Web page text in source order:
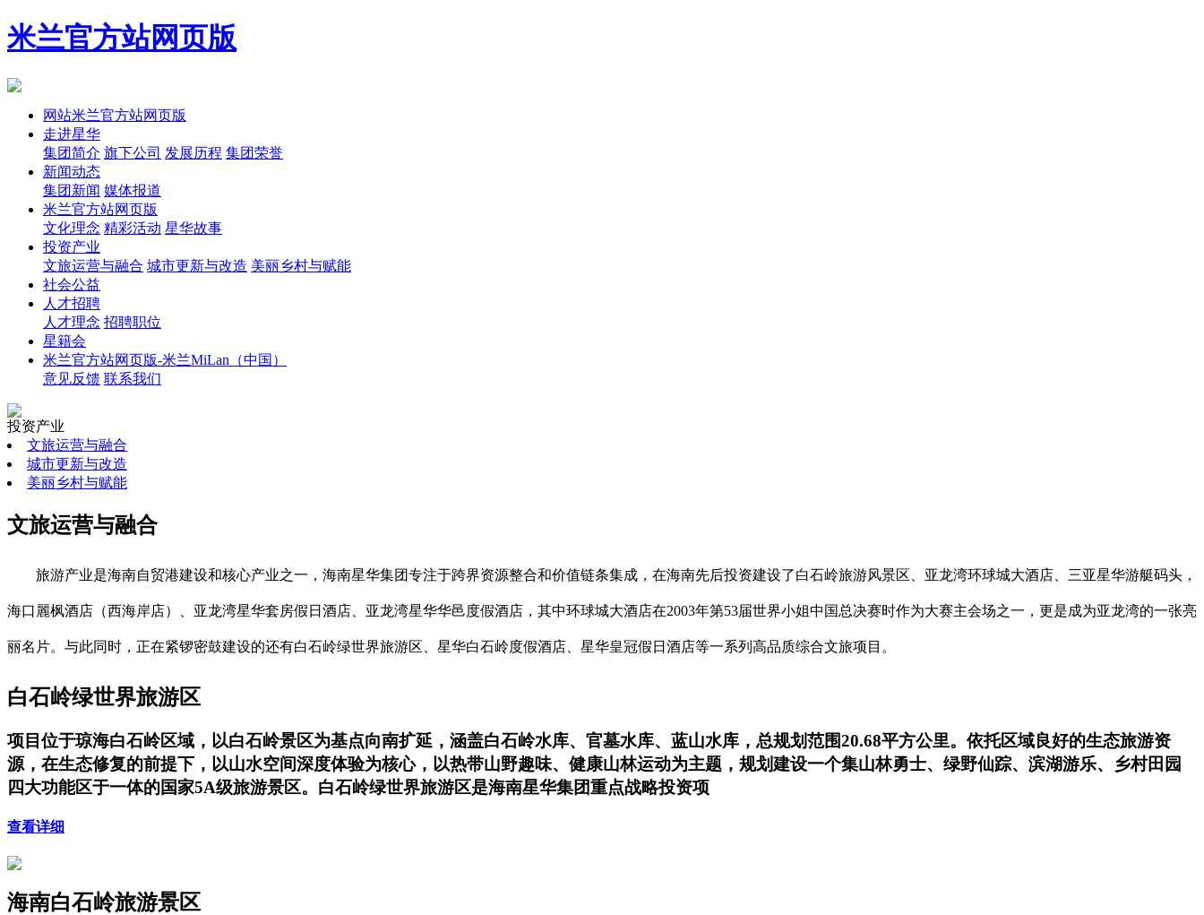
米兰官方站网页版
网站米兰官方站网页版
走进星华
集团简介 旗下公司 发展历程 集团荣誉
新闻动态
集团新闻 媒体报道
米兰官方站网页版
文化理念 精彩活动 星华故事
投资产业
文旅运营与融合 城市更新与改造 美丽乡村与赋能
社会公益
人才招聘
人才理念 招聘职位
星籍会
米兰官方站网页版-米兰MiLan（中国）
意见反馈 联系我们
投资产业
文旅运营与融合
城市更新与改造
美丽乡村与赋能
文旅运营与融合
旅游产业是海南自贸港建设和核心产业之一，海南星华集团专注于跨界资源整合和价值链条集成，在海南先后投资建设了白石岭旅游风景区、亚龙湾环球城大酒店、三亚星华游艇码头，
海口麗枫酒店（西海岸店）、亚龙湾星华套房假日酒店、亚龙湾星华华邑度假酒店，其中环球城大酒店在2003年第53届世界小姐中国总决赛时作为大赛主会场之一，更是成为亚龙湾的一张亮
丽名片。与此同时，正在紧锣密鼓建设的还有白石岭绿世界旅游区、星华白石岭度假酒店、星华皇冠假日酒店等一系列高品质综合文旅项目。
白石岭绿世界旅游区
项目位于琼海白石岭区域，以白石岭景区为基点向南扩延，涵盖白石岭水库、官墓水库、蓝山水库，总规划范围20.68平方公里。依托区域良好的生态旅游资
源，在生态修复的前提下，以山水空间深度体验为核心，以热带山野趣味、健康山林运动为主题，规划建设一个集山林勇士、绿野仙踪、滨湖游乐、乡村田园
四大功能区于一体的国家5A级旅游景区。白石岭绿世界旅游区是海南星华集团重点战略投资项
查看详细
海南白石岭旅游景区